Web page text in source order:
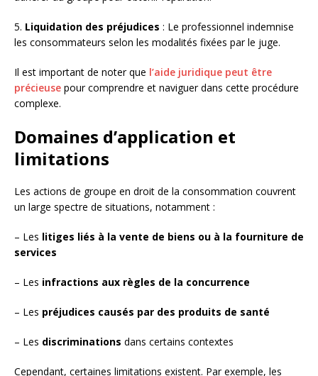
5. Liquidation des préjudices : Le professionnel indemnise
les consommateurs selon les modalités fixées par le juge.
Il est important de noter que l’aide juridique peut être
précieuse pour comprendre et naviguer dans cette procédure
complexe.
Domaines d’application et
limitations
Les actions de groupe en droit de la consommation couvrent
un large spectre de situations, notamment :
– Les litiges liés à la vente de biens ou à la fourniture de
services
– Les infractions aux règles de la concurrence
– Les préjudices causés par des produits de santé
– Les discriminations dans certains contextes
Cependant, certaines limitations existent. Par exemple, les